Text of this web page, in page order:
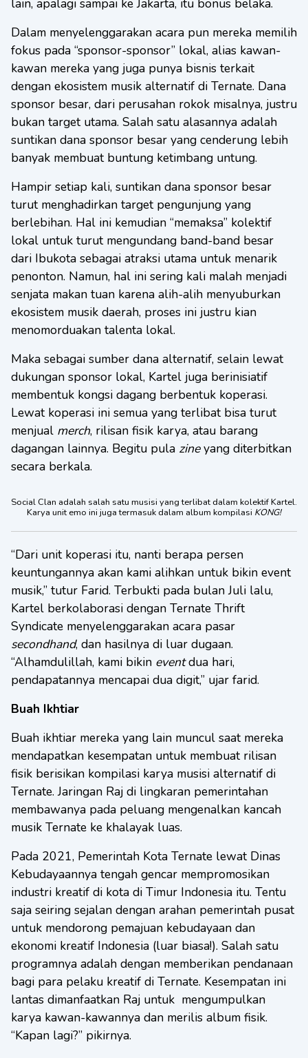
lain, apalagi sampai ke Jakarta, itu bonus belaka.
Dalam menyelenggarakan acara pun mereka memilih
fokus pada “sponsor-sponsor” lokal, alias kawan-
kawan mereka yang juga punya bisnis terkait
dengan ekosistem musik alternatif di Ternate. Dana
sponsor besar, dari perusahan rokok misalnya, justru
bukan target utama. Salah satu alasannya adalah
suntikan dana sponsor besar yang cenderung lebih
banyak membuat buntung ketimbang untung.
Hampir setiap kali, suntikan dana sponsor besar
turut menghadirkan target pengunjung yang
berlebihan. Hal ini kemudian “memaksa” kolektif
lokal untuk turut mengundang band-band besar
dari Ibukota sebagai atraksi utama untuk menarik
penonton. Namun, hal ini sering kali malah menjadi
senjata makan tuan karena alih-alih menyuburkan
ekosistem musik daerah, proses ini justru kian
menomorduakan talenta lokal.
Maka sebagai sumber dana alternatif, selain lewat
dukungan sponsor lokal, Kartel juga berinisiatif
membentuk kongsi dagang berbentuk koperasi.
Lewat koperasi ini semua yang terlibat bisa turut
menjual merch, rilisan fisik karya, atau barang
dagangan lainnya. Begitu pula zineyang diterbitkan
secara berkala.
Social Clan adalah salah satu musisi yang terlibat dalam kolektif Kartel.
Karya unit emo ini juga termasuk dalam album kompilasi KONG!
“Dari unit koperasi itu, nanti berapa persen
keuntungannya akan kami alihkan untuk bikin event
musik,” tutur Farid. Terbukti pada bulan Juli lalu,
Kartel berkolaborasi dengan Ternate Thrift
Syndicate menyelenggarakan acara pasar
secondhand, dan hasilnya di luar dugaan.
“Alhamdulillah, kami bikin eventdua hari,
pendapatannya mencapai dua digit,” ujar farid.
Buah Ikhtiar
Buah ikhtiar mereka yang lain muncul saat mereka
mendapatkan kesempatan untuk membuat rilisan
fisik berisikan kompilasi karya musisi alternatif di
Ternate. Jaringan Raj di lingkaran pemerintahan
membawanya pada peluang mengenalkan kancah
musik Ternate ke khalayak luas.
Pada 2021, Pemerintah Kota Ternate lewat Dinas
Kebudayaannya tengah gencar mempromosikan
industri kreatif di kota di Timur Indonesia itu. Tentu
saja seiring sejalan dengan arahan pemerintah pusat
untuk mendorong pemajuan kebudayaan dan
ekonomi kreatif Indonesia (luar biasa!). Salah satu
programnya adalah dengan memberikan pendanaan
bagi para pelaku kreatif di Ternate. Kesempatan ini
lantas dimanfaatkan Raj untuk mengumpulkan
karya kawan-kawannya dan merilis album fisik.
“Kapan lagi?” pikirnya.